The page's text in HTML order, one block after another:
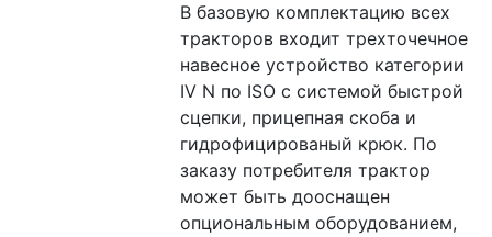
В базовую комплектацию всех
тракторов входит трехточечное
навесное устройство категории
IV N по ISO с системой быстрой
сцепки, прицепная скоба и
гидрофицированый крюк. По
заказу потребителя трактор
может быть дооснащен
опциональным оборудованием,